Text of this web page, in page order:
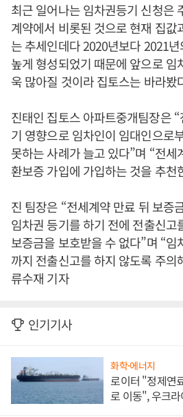
최근 일어나는 임차권등기 신청은
계약에서 비롯된 것으로 현재 집값
는 추세인데다 2020년보다 2021
높게 형성되었기 때문에 앞으로 임
욱 많아질 것이라 집토스는 바라봤
진태인 집토스 아파트중개팀장은
기 영향으로 임차인이 임대인으로
못하는 사례가 늘고 있다”며 “전세
환보증 가입에 가입하는 것을 추천
진 팀장은 “전세계약 만료 뒤 보증
임차권 등기를 하기 전에 전출신고
보증금을 보호받을 수 없다”며 “임
까지 전출신고를 하지 않도록 주의
류수재 기자
인기기사
화학·에너지
로이터 "정제연
로 이동", 우크